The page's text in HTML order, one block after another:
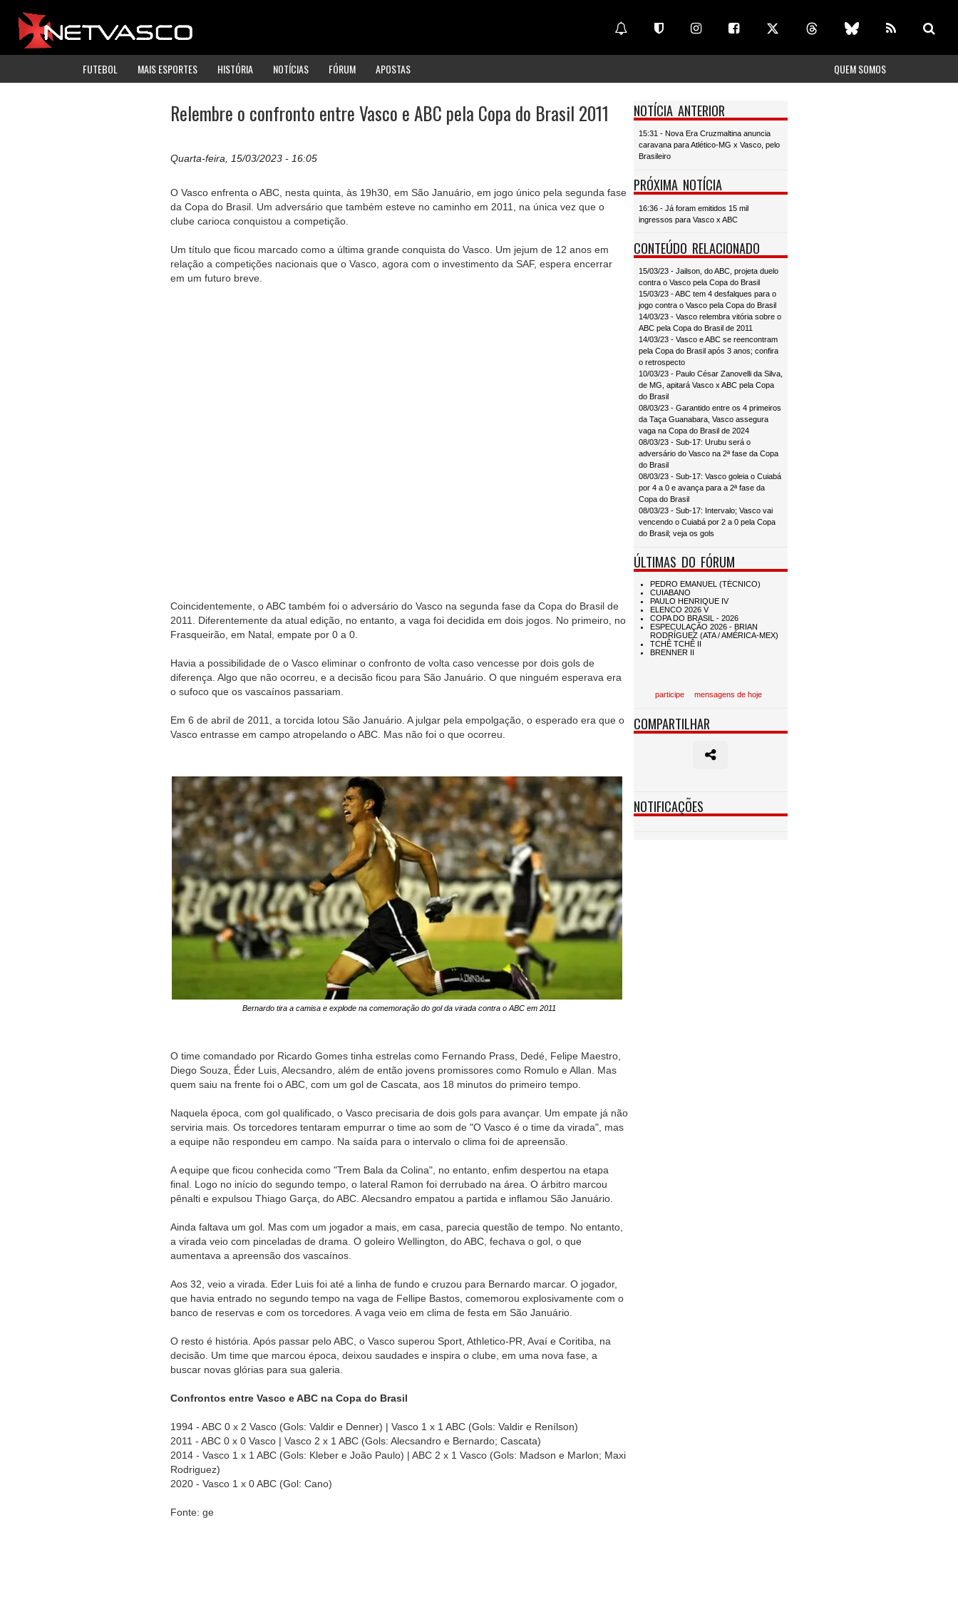
FUTEBOL MAIS ESPORTES HISTÓRIA NOTÍCIAS FÓRUM APOSTAS QUEM SOMOS
Relembre o confronto entre Vasco e ABC pela Copa do Brasil 2011
Quarta-feira, 15/03/2023 - 16:05
O Vasco enfrenta o ABC, nesta quinta, às 19h30, em São Januário, em jogo único pela segunda fase
da Copa do Brasil. Um adversário que também esteve no caminho em 2011, na única vez que o
clube carioca conquistou a competição.
Um título que ficou marcado como a última grande conquista do Vasco. Um jejum de 12 anos em
relação a competições nacionais que o Vasco, agora com o investimento da SAF, espera encerrar
em um futuro breve.
Coincidentemente, o ABC também foi o adversário do Vasco na segunda fase da Copa do Brasil de
2011. Diferentemente da atual edição, no entanto, a vaga foi decidida em dois jogos. No primeiro, no
Frasqueirão, em Natal, empate por 0 a 0.
Havia a possibilidade de o Vasco eliminar o confronto de volta caso vencesse por dois gols de
diferença. Algo que não ocorreu, e a decisão ficou para São Januário. O que ninguém esperava era
o sufoco que os vascaínos passariam.
Em 6 de abril de 2011, a torcida lotou São Januário. A julgar pela empolgação, o esperado era que o
Vasco entrasse em campo atropelando o ABC. Mas não foi o que ocorreu.
Bernardo tira a camisa e explode na comemoração do gol da virada contra o ABC em 2011
O time comandado por Ricardo Gomes tinha estrelas como Fernando Prass, Dedé, Felipe Maestro,
Diego Souza, Éder Luis, Alecsandro, além de então jovens promissores como Romulo e Allan. Mas
quem saiu na frente foi o ABC, com um gol de Cascata, aos 18 minutos do primeiro tempo.
Naquela época, com gol qualificado, o Vasco precisaria de dois gols para avançar. Um empate já não
serviria mais. Os torcedores tentaram empurrar o time ao som de "O Vasco é o time da virada", mas
a equipe não respondeu em campo. Na saída para o intervalo o clima foi de apreensão.
A equipe que ficou conhecida como "Trem Bala da Colina", no entanto, enfim despertou na etapa
final. Logo no início do segundo tempo, o lateral Ramon foi derrubado na área. O árbitro marcou
pênalti e expulsou Thiago Garça, do ABC. Alecsandro empatou a partida e inflamou São Januário.
Ainda faltava um gol. Mas com um jogador a mais, em casa, parecia questão de tempo. No entanto,
a virada veio com pinceladas de drama. O goleiro Wellington, do ABC, fechava o gol, o que
aumentava a apreensão dos vascaínos.
Aos 32, veio a virada. Eder Luis foi até a linha de fundo e cruzou para Bernardo marcar. O jogador,
que havia entrado no segundo tempo na vaga de Fellipe Bastos, comemorou explosivamente com o
banco de reservas e com os torcedores. A vaga veio em clima de festa em São Januário.
O resto é história. Após passar pelo ABC, o Vasco superou Sport, Athletico-PR, Avaí e Coritiba, na
decisão. Um time que marcou época, deixou saudades e inspira o clube, em uma nova fase, a
buscar novas glórias para sua galeria.
Confrontos entre Vasco e ABC na Copa do Brasil
1994 - ABC 0 x 2 Vasco (Gols: Valdir e Denner) | Vasco 1 x 1 ABC (Gols: Valdir e Renílson)
2011 - ABC 0 x 0 Vasco | Vasco 2 x 1 ABC (Gols: Alecsandro e Bernardo; Cascata)
2014 - Vasco 1 x 1 ABC (Gols: Kleber e João Paulo) | ABC 2 x 1 Vasco (Gols: Madson e Marlon; Maxi
Rodriguez)
2020 - Vasco 1 x 0 ABC (Gol: Cano)
Fonte: ge
NOTÍCIA ANTERIOR
15:31 - Nova Era Cruzmaltina anuncia
caravana para Atlético-MG x Vasco, pelo
Brasileiro
PRÓXIMA NOTÍCIA
16:36 - Já foram emitidos 15 mil
ingressos para Vasco x ABC
CONTEÚDO RELACIONADO
15/03/23 - Jailson, do ABC, projeta duelo
contra o Vasco pela Copa do Brasil
15/03/23 - ABC tem 4 desfalques para o
jogo contra o Vasco pela Copa do Brasil
14/03/23 - Vasco relembra vitória sobre o
ABC pela Copa do Brasil de 2011
14/03/23 - Vasco e ABC se reencontram
pela Copa do Brasil após 3 anos; confira
o retrospecto
10/03/23 - Paulo César Zanovelli da Silva,
de MG, apitará Vasco x ABC pela Copa
do Brasil
08/03/23 - Garantido entre os 4 primeiros
da Taça Guanabara, Vasco assegura
vaga na Copa do Brasil de 2024
08/03/23 - Sub-17: Urubu será o
adversário do Vasco na 2ª fase da Copa
do Brasil
08/03/23 - Sub-17: Vasco goleia o Cuiabá
por 4 a 0 e avança para a 2ª fase da
Copa do Brasil
08/03/23 - Sub-17: Intervalo; Vasco vai
vencendo o Cuiabá por 2 a 0 pela Copa
do Brasil; veja os gols
ÚLTIMAS DO FÓRUM
participe mensagens de hoje
COMPARTILHAR
NOTIFICAÇÕES